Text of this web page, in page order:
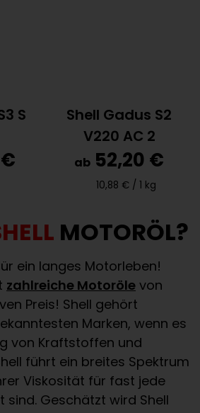
S
Shell Gadus S2
V220 AC 2
ab 52,20 €
10,88 € / 1 kg
MOTORÖL?
ein langes Motorleben!
zahlreiche Motoröle von
Preis! Shell gehört
Marken, wenn es
von Kraftstoffen und
führt ein breites Spektrum
Viskosität für fast jede
sind. Geschätzt wird Shell